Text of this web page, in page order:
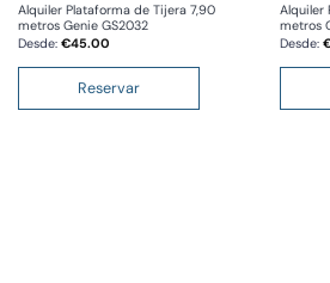
Alquiler Plataforma de Tijera 7,90
metros Genie GS2032
Desde: €45.00
Reservar
Alquiler
metros
Desde: